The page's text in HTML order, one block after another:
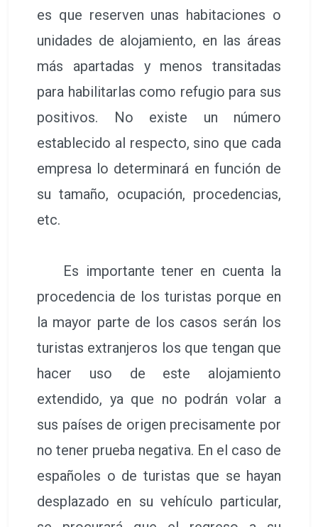
es que reserven unas habitaciones o
unidades de alojamiento, en las áreas
más apartadas y menos transitadas
para habilitarlas como refugio para sus
positivos. No existe un número
establecido al respecto, sino que cada
empresa lo determinará en función de
su tamaño, ocupación, procedencias,
etc.
Es importante tener en cuenta la
procedencia de los turistas porque en
la mayor parte de los casos serán los
turistas extranjeros los que tengan que
hacer uso de este alojamiento
extendido, ya que no podrán volar a
sus países de origen precisamente por
no tener prueba negativa. En el caso de
españoles o de turistas que se hayan
desplazado en su vehículo particular,